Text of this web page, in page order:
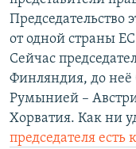
Председательство
от одной страны
Сейчас
Финляндия, до
Румынией –
Хорватия. Как ни
председателя